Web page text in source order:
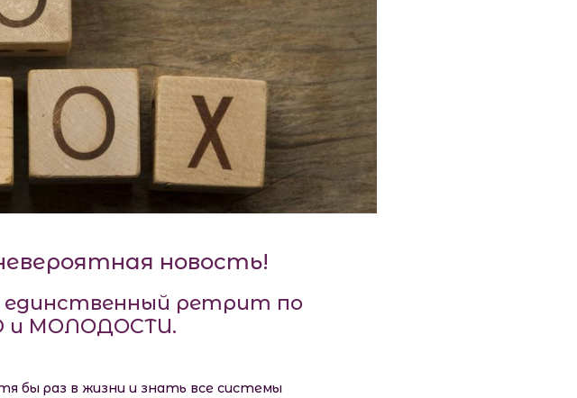
новость!
единственный ретрит по
и МОЛОДОСТИ.
бы раз в жизни и знать все системы